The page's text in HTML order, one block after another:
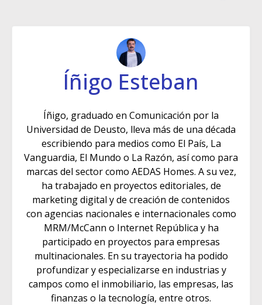
Íñigo Esteban
Íñigo, graduado en Comunicación por la
Universidad de Deusto, lleva más de una década
escribiendo para medios como El País, La
Vanguardia, El Mundo o La Razón, así como para
marcas del sector como AEDAS Homes. A su vez,
ha trabajado en proyectos editoriales, de
marketing digital y de creación de contenidos
con agencias nacionales e internacionales como
MRM/McCann o Internet República y ha
participado en proyectos para empresas
multinacionales. En su trayectoria ha podido
profundizar y especializarse en industrias y
campos como el inmobiliario, las empresas, las
finanzas o la tecnología, entre otros.